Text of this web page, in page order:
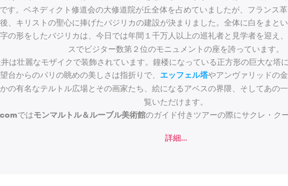
す。ベネディクト修道会の大修道院が丘全体を占めていましたが、フランス
、キリストの聖心に捧げたバジリカの建設が決まりました。全体に白をまと
の形をしたバジリカは、今日では年間１千万人以上の巡礼者と見学者を迎え、
スでビジター数第２位のモニュメントの座を誇っています。
は壮麗なモザイクで装飾されています。鐘楼になっている正方形の巨大な塔
台からのパリの眺めの美しさは指折りで、 エッフェル塔やアンヴァリッドの
の有名なテルトル広場とその画家たち、絵になるアベスの界隈、そしてあの
覧いただけます。
ではモンマルトル＆ルーブル美術館のガイド付きツアーの際にサクレ・ク
詳細...